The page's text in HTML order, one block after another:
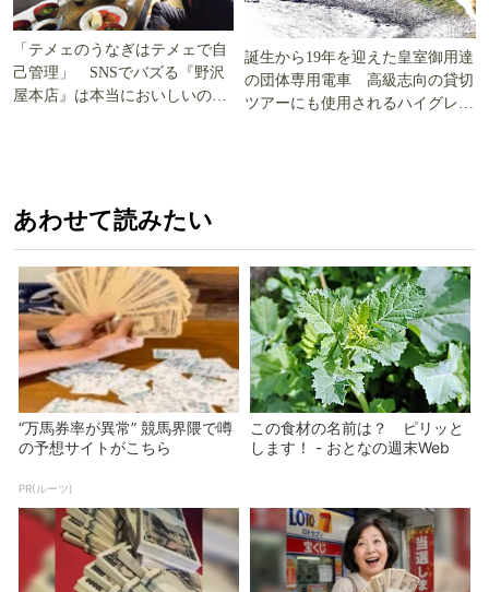
「テメェのうなぎはテメェで自
己管理」 SNSでバズる『野沢
屋本店』は本当においしいの
誕生から19年を迎えた皇室御用達
の団体専用電車 高級志向の貸切
ツアーにも使用されるハイグレー
あわせて読みたい
“万馬券率が異常” 競馬界隈で噂
の予想サイトがこちら
PR(ルーツ)
この食材の名前は？ ピリッと
します！ - おとなの週末Web